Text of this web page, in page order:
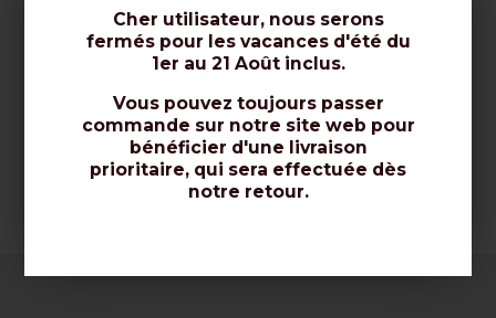
Câbles Ø 10mm
Cher utilisateur, nous serons
fermés pour les vacances d'été du
1er au 21 Août inclus.
Vous pouvez toujours passer
commande sur notre site web pour
bénéficier d'une livraison
prioritaire, qui sera effectuée dès
notre retour.